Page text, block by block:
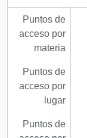
Puntos de
acceso por
materia
Puntos de
acceso por
lugar
Puntos de